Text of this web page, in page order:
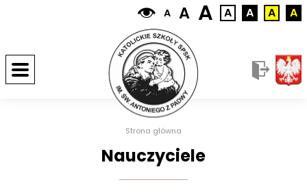
A A A A A A A
Strona główna
Nauczyciele